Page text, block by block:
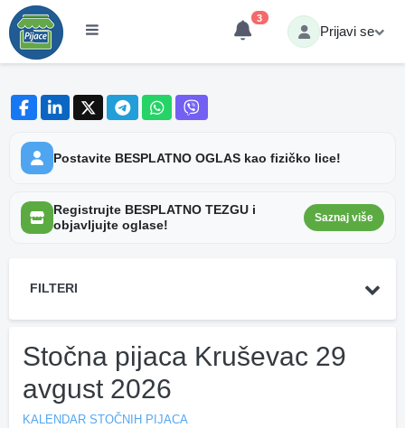
3
Prijavi se
Postavite BESPLATNO OGLAS kao fizičko lice!
Registrujte BESPLATNO TEZGU i
objavljujte oglase!
Saznaj više
FILTERI
Stočna pijaca Kruševac 29
avgust 2026
KALENDAR STOČNIH PIJACA